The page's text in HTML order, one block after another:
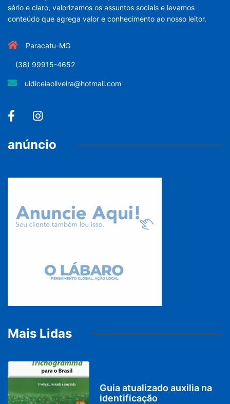
sério e claro, valorizamos os assuntos sociais e levamos
conteúdo que agrega valor e conhecimento ao nosso leitor.
Paracatu-MG
(38) 99915-4652
uldiceiaoliveira@hotmail.com
anúncio
Mais Lidas
Guia atualizado auxilia na
identificação